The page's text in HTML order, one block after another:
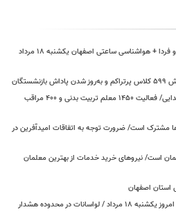
آب و هوای اصفهان طی چند روز آینده و فردا + هواشناسی ساعتی اصفهان یکشنبه ۱۸ مرداد
ایجاد ۱۴۸۰ اتاق بهداشت در مدارس ابتدایی/ فعالیت ۱۴۵۰ معلم تربیت بدنی و ۴۰۰ مراقب
مشترک است/ ضرورت توجه به اتفاقات امیدآفرین در
است/ نیروهای خرید خدمات از بهترین معلمان
اصفهان
در محدوده هشدار